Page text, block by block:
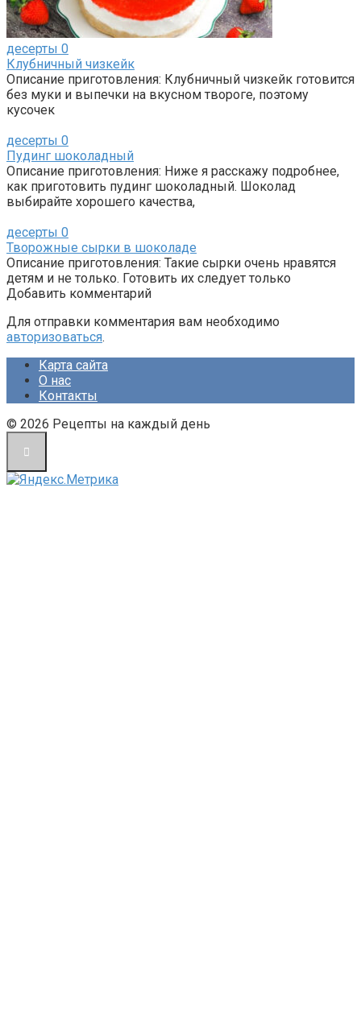
десерты 0
Клубничный чизкейк
Описание приготовления: Клубничный чизкейк готовится
без муки и выпечки на вкусном твороге, поэтому
кусочек
десерты 0
Пудинг шоколадный
Описание приготовления: Ниже я расскажу подробнее,
как приготовить пудинг шоколадный. Шоколад
выбирайте хорошего качества,
десерты 0
Творожные сырки в шоколаде
Описание приготовления: Такие сырки очень нравятся
детям и не только. Готовить их следует только
Добавить комментарий
Для отправки комментария вам необходимо
авторизоваться.
Карта сайта
О нас
Контакты
© 2026 Рецепты на каждый день